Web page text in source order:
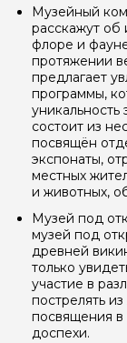
Музейный
расскажут об
флоре и
протяжении
предлагает
программы,
состоит из
посвящён
экспонаты,
местных
и животных,
Музей под
музей под
древней
только
участие в
пострелять
посвящения
доспехи.
задать
Я даю своё
данных